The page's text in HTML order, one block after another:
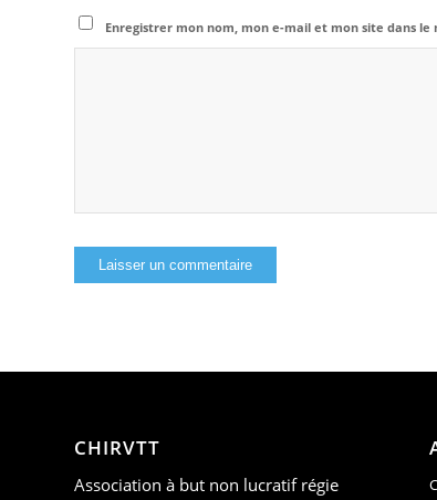
Enregistrer mon nom, mon e-mail et mon site dans
CHIRVTT
Association à but non lucratif régie